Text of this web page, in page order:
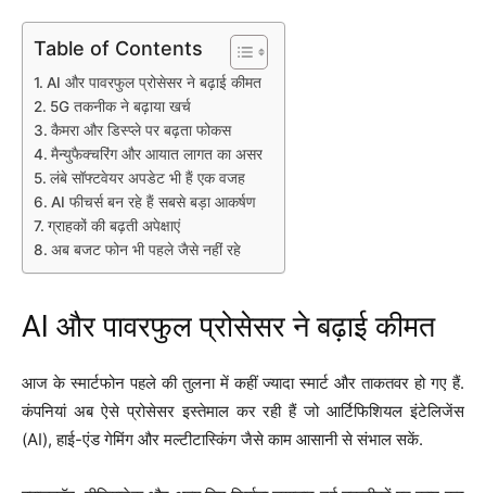
Table of Contents
AI और पावरफुल प्रोसेसर ने बढ़ाई कीमत
5G तकनीक ने बढ़ाया खर्च
कैमरा और डिस्प्ले पर बढ़ता फोकस
मैन्युफैक्चरिंग और आयात लागत का असर
लंबे सॉफ्टवेयर अपडेट भी हैं एक वजह
AI फीचर्स बन रहे हैं सबसे बड़ा आकर्षण
ग्राहकों की बढ़ती अपेक्षाएं
अब बजट फोन भी पहले जैसे नहीं रहे
AI और पावरफुल प्रोसेसर ने बढ़ाई कीमत
आज के स्मार्टफोन पहले की तुलना में कहीं ज्यादा स्मार्ट और ताकतवर हो गए हैं.
कंपनियां अब ऐसे प्रोसेसर इस्तेमाल कर रही हैं जो आर्टिफिशियल इंटेलिजेंस
(AI), हाई-एंड गेमिंग और मल्टीटास्किंग जैसे काम आसानी से संभाल सकें.